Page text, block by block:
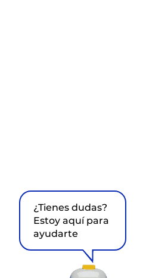
¿Tienes dudas?
Estoy aquí para
ayudarte